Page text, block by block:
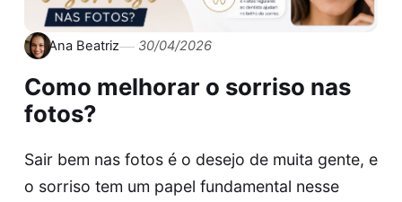
Ana Beatriz 30/04/2026
Como melhorar o sorriso nas
fotos?
Sair bem nas fotos é o desejo de muita gente, e
o sorriso tem um papel fundamental nesse